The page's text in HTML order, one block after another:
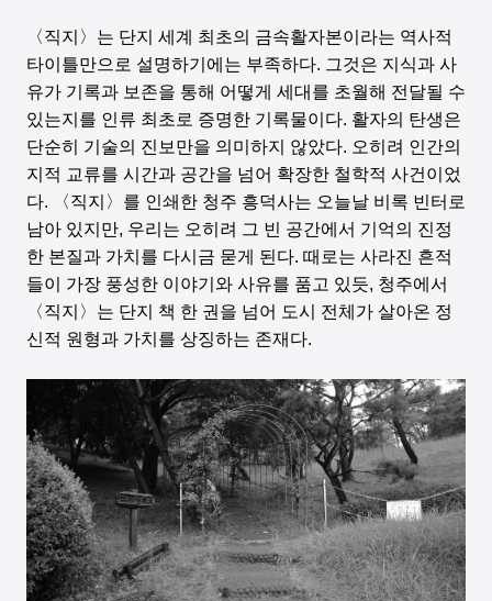
〈직지〉는 단지 세계 최초의 금속활자본이라는 역사적
타이틀만으로 설명하기에는 부족하다. 그것은 지식과 사
유가 기록과 보존을 통해 어떻게 세대를 초월해 전달될 수
있는지를 인류 최초로 증명한 기록물이다. 활자의 탄생은
단순히 기술의 진보만을 의미하지 않았다. 오히려 인간의
지적 교류를 시간과 공간을 넘어 확장한 철학적 사건이었
다. 〈직지〉를 인쇄한 청주 흥덕사는 오늘날 비록 빈터로
남아 있지만, 우리는 오히려 그 빈 공간에서 기억의 진정
한 본질과 가치를 다시금 묻게 된다. 때로는 사라진 흔적
들이 가장 풍성한 이야기와 사유를 품고 있듯, 청주에서
〈직지〉는 단지 책 한 권을 넘어 도시 전체가 살아온 정
신적 원형과 가치를 상징하는 존재다.